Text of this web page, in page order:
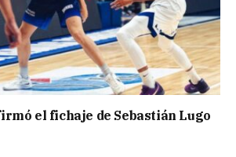
el fichaje de Sebastián Lugo